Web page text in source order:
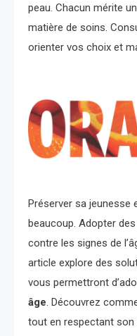
peau. Chacun mérite
matière de soins.
orienter vos choix et
Préserver sa jeunesse
beaucoup. Adopter des
contre les signes de
article explore des
vous permettront
âge . Découvrez
tout en respectant son